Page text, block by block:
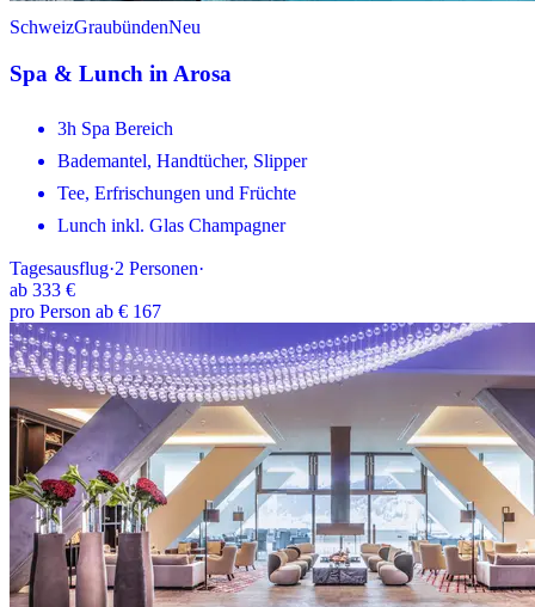
SchweizGraubündenNeu
Spa & Lunch in Arosa
3h Spa Bereich
Bademantel, Handtücher, Slipper
Tee, Erfrischungen und Früchte
Lunch inkl. Glas Champagner
Tagesausflug·2 Personen·
ab 333 €
pro Person ab € 167